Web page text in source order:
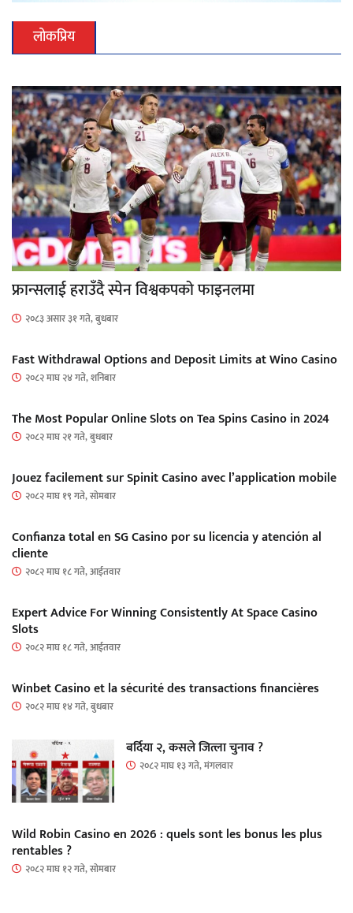
लोकप्रिय
फ्रान्सलाई हराउँदै स्पेन विश्वकपको फाइनलमा
२०८३ असार ३१ गते, बुधबार
Fast Withdrawal Options and Deposit Limits at Wino Casino
२०८२ माघ २४ गते, शनिबार
The Most Popular Online Slots on Tea Spins Casino in 2024
२०८२ माघ २१ गते, बुधबार
Jouez facilement sur Spinit Casino avec l’application mobile
२०८२ माघ १९ गते, सोमबार
Confianza total en SG Casino por su licencia y atención al
cliente
२०८२ माघ १८ गते, आईतवार
Expert Advice For Winning Consistently At Space Casino
Slots
२०८२ माघ १८ गते, आईतवार
Winbet Casino et la sécurité des transactions financières
२०८२ माघ १४ गते, बुधबार
बर्दिया २, कसले जित्ला चुनाव ?
२०८२ माघ १३ गते, मंगलवार
Wild Robin Casino en 2026 : quels sont les bonus les plus
rentables ?
२०८२ माघ १२ गते, सोमबार